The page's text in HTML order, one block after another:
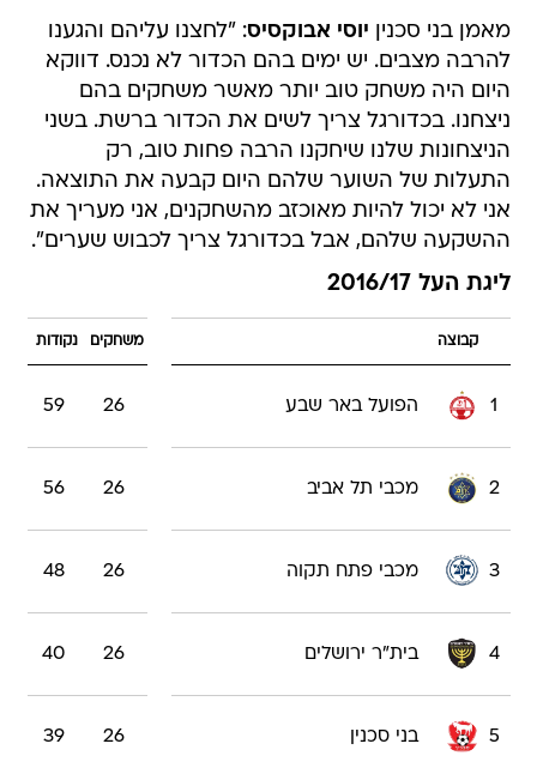
מאמן בני סכנין יוסי אבוקסיס: "לחצנו עליהם והגענו
להרבה מצבים. יש ימים בהם הכדור לא נכנס. דווקא
היום היה משחק טוב יותר מאשר משחקים בהם
ניצחנו. בכדורגל צריך לשים את הכדור ברשת. בשני
הניצחונות שלנו שיחקנו הרבה פחות טוב, רק
התעלות של השוער שלהם היום קבעה את התוצאה.
אני לא יכול להיות מאוכזב מהשחקנים, אני מעריך את
ההשקעה שלהם, אבל בכדורגל צריך לכבוש שערים".
ליגת העל 2016/17
קבוצה משחקים נקודות
1 הפועל באר שבע 26
59
2 מכבי תל אביב 26
56
3 מכבי פתח תקוה 26
48
4 בית"ר ירושלים 26
40
5 בני סכנין 26
39